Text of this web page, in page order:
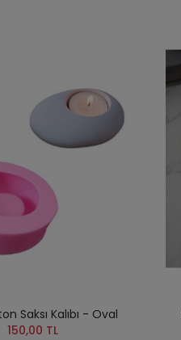
Saksı Kalıbı - Oval
150,00 TL